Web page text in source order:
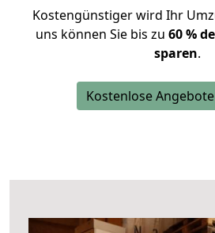
Kostengünstiger wird Ihr
uns können Sie bis zu 60 %
sparen.
Kostenlose